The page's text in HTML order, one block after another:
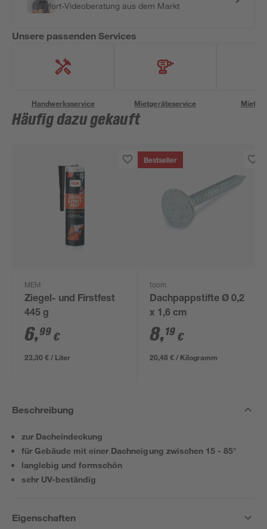
Sofort-Videoberatung aus dem Markt
Unsere passenden Services
Handwerksservice Mietgeräteservice
Häufig dazu gekauft
MEM
Ziegel- und Firstfest
445 g
6,99 €
23,30 € / Liter
Bestseller
toom
Dachpappstifte Ø 0,2
x 1,6 cm
8,19 €
20,48 € / Kilogramm
Beschreibung
zur Dacheindeckung
für Gebäude mit einer Dachneigung zwischen 15 - 85°
langlebig und formschön
sehr UV-beständig
Eigenschaften